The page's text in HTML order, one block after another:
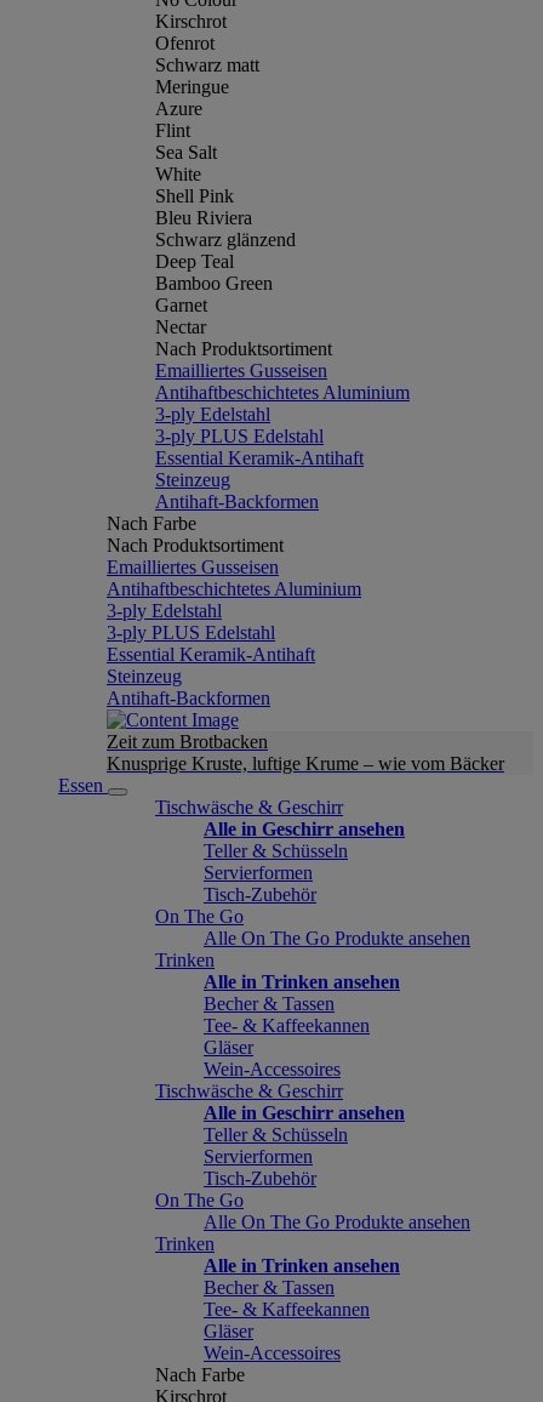
Kirschrot
Ofenrot
Schwarz matt
Meringue
Azure
Flint
Sea Salt
White
Shell Pink
Bleu Riviera
Schwarz glänzend
Deep Teal
Bamboo Green
Garnet
Nectar
Nach Produktsortiment
Emailliertes Gusseisen
Antihaftbeschichtetes Aluminium
3-ply Edelstahl
3-ply PLUS Edelstahl
Essential Keramik-Antihaft
Steinzeug
Antihaft-Backformen
Nach Farbe
Nach Produktsortiment
Emailliertes Gusseisen
Antihaftbeschichtetes Aluminium
3-ply Edelstahl
3-ply PLUS Edelstahl
Essential Keramik-Antihaft
Steinzeug
Antihaft-Backformen
Zeit zum Brotbacken
Knusprige Kruste, luftige Krume – wie vom Bäcker
Essen
Tischwäsche & Geschirr
Alle in Geschirr ansehen
Teller & Schüsseln
Servierformen
Tisch-Zubehör
On The Go
Alle On The Go Produkte ansehen
Trinken
Alle in Trinken ansehen
Becher & Tassen
Tee- & Kaffeekannen
Gläser
Wein-Accessoires
Tischwäsche & Geschirr
Alle in Geschirr ansehen
Teller & Schüsseln
Servierformen
Tisch-Zubehör
On The Go
Alle On The Go Produkte ansehen
Trinken
Alle in Trinken ansehen
Becher & Tassen
Tee- & Kaffeekannen
Gläser
Wein-Accessoires
Nach Farbe
Kirschrot